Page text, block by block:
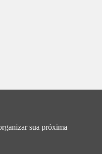
sua próxima